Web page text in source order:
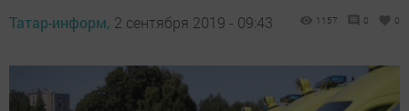
Татар-информ, 2 сентября 2019 - 09:43 1157 0 0